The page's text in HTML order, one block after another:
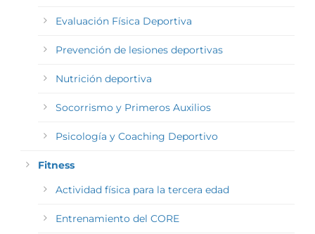
Evaluación Física Deportiva
Prevención de lesiones deportivas
Nutrición deportiva
Socorrismo y Primeros Auxilios
Psicología y Coaching Deportivo
Fitness
Actividad física para la tercera edad
Entrenamiento del CORE